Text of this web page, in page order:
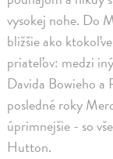
vysokej nohe. Do
bližšie ako
priateľov: medzi
Davida Bowieho
posledné roky
úprimnejšie - so
Hutton.